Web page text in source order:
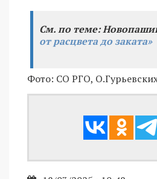
См. по теме:
от расцвета до заката»
Фото: СО РГО,